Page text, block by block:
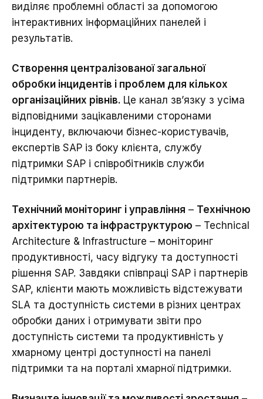
виділяє проблемні області за допомогою
інтерактивних інформаційних панелей і
результатів.
Створення централізованої загальної
обробки інцидентів і проблем для кількох
організаційних рівнів. Це канал зв’язку з усіма
відповідними зацікавленими сторонами
інциденту, включаючи бізнес-користувачів,
експертів SAP із боку клієнта, службу
підтримки SAP і співробітників служби
підтримки партнерів.
Технічний моніторинг і управління – Технічною
архітектурою та інфраструктурою – Technical
Architecture & Infrastructure – моніторинг
продуктивності, часу відгуку та доступності
рішення SAP. Завдяки співпраці SAP і партнерів
SAP, клієнти мають можливість відстежувати
SLA та доступність системи в різних центрах
обробки даних і отримувати звіти про
доступність системи та продуктивність у
хмарному центрі доступності на панелі
підтримки та на порталі хмарної підтримки.